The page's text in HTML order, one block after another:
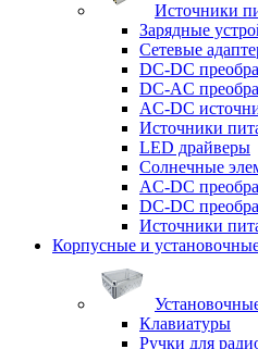
Источники
Зарядные
Сетевые
DC-DC
DC-AC
AC-DC
Источники
LED драйверы
Солнечные
AC-DC
DC-DC
Источники
Корпусные и
Клавиатуры
Ручки для